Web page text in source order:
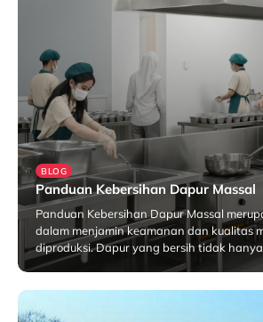
BLOG
Panduan Kebersihan Dapur Massal
Panduan Kebersihan Dapur Massal
dalam menjamin keamanan dan kualitas
diproduksi. Dapur yang bersih tidak
Januari 30, 2026